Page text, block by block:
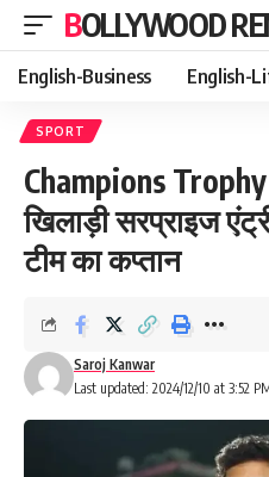
BOLLYWOOD
English-Business English-
SPORT
Champions
खिलाड़ी सरप्राइज
टीम का कप्तान
Last updated: 2024/12/10 at 3:52
Saroj Kanwar